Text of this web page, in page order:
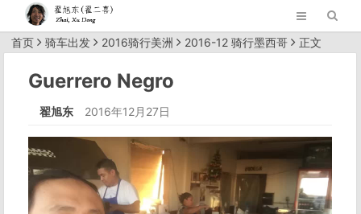
首页 骑车出发 2016骑行美洲 2016-12 骑行墨西哥 正文
Guerrero Negro
翟旭东 2016年12月27日